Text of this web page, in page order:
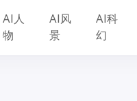
AI人
物
AI风
景
AI科
幻